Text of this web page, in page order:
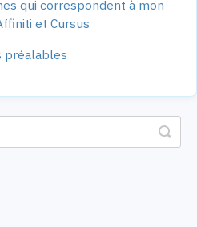
qui correspondent à mon
et Cursus
préalables